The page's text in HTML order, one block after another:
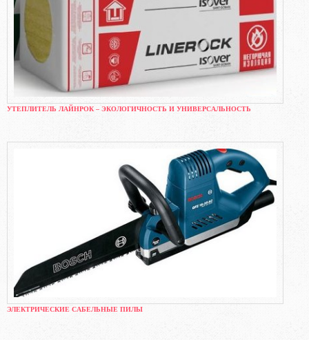
УТЕПЛИТЕЛЬ ЛАЙНРОК – ЭКОЛОГИЧНОСТЬ И УНИВЕРСАЛЬНОСТЬ
ЭЛЕКТРИЧЕСКИЕ САБЕЛЬНЫЕ ПИЛЫ